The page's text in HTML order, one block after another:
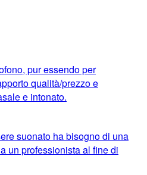
pur essendo per
qualità/prezzo e
e intonato.
suonato ha bisogno di una
un professionista al fine di